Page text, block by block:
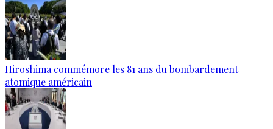
Hiroshima commémore les 81 ans du bombardement
atomique américain